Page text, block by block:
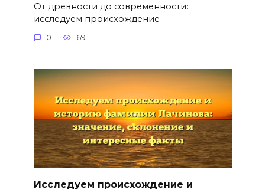
От древности до современности:
исследуем происхождение
0 69
Исследуем происхождение и